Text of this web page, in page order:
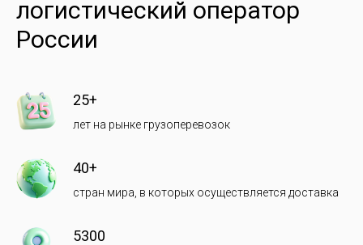
логистический оператор
России
25+
лет на рынке грузоперевозок
40+
стран мира, в которых осуществляется доставка
5300